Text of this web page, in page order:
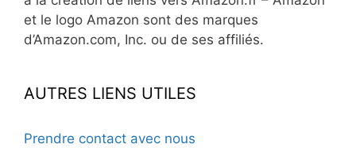
et le logo Amazon sont des marques
d’Amazon.com, Inc. ou de ses affiliés.
AUTRES LIENS UTILES
Prendre contact avec nous